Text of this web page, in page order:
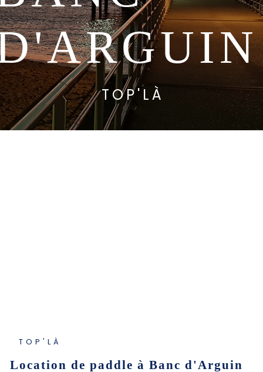
TOP'LÀ
TOP'LÀ
location de paddle à Banc d'Arguin